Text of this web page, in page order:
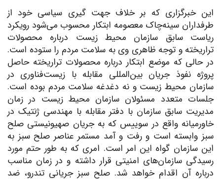
این خبرگزاری که بر خلاف جهت گیری سیاسی خود از
طرفداران سینه‌چاک معصومه ابتکار محسوب می‌شود رویکرد
ریاست سابق سازمان محیط زیست درباره محصولات
تراریخته و توجه ظاهری وی به سلامت مردم را ستوده است.
در حالی که موضع ابتکار درباره محصولات تراریخته حاصل
پروژه نفوذ جریان بین‌المللی مقابله با زیست‌فناوری در
سازمان محیط زیست و نه دغدغه سلامت مردم بوده است.
جلسات متعدد مسئولان سازمان محیط زیست در زمان
مدیریت سابق سازمان با دفتر مقابله با مهندسی ژنتیک در
خاورمیانه واقع در سوییس که به جریان صهیونیستی صلح
سبز وابسته است و رفت و آمد مستمر عناصر صلح سبز به
این سازمان گواه این امر است. امری که به طور حتم مورد
رسیدگی سازمان‌های امنیتی قرار داشته و در زمان مناسب
درباره آن اقدام خواهد شد. صلح سبز جریانی تندرو، ضد